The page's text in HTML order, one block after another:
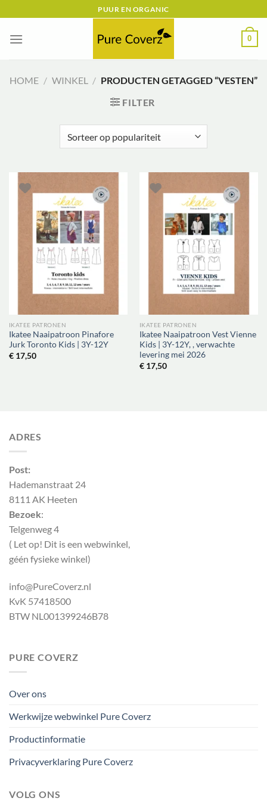
naar
inhoud
PUUR EN ORGANIC
0
HOME / WINKEL / PRODUCTEN GETAGGED “VESTEN”
FILTER
IKATEE PATRONEN
Ikatee Naaipatroon Pinafore
Jurk Toronto Kids | 3Y-12Y
€17,50
IKATEE PATRONEN
Ikatee Naaipatroon Vest Vienne
Kids | 3Y-12Y, , verwachte
levering mei 2026
€17,50
ADRES
Post:
Hademanstraat 24
8111 AK Heeten
Bezoek:
Telgenweg 4
( Let op! Dit is een webwinkel,
géén fysieke winkel)
info@PureCoverz.nl
KvK 57418500
BTW NL001399246B78
PURE COVERZ
Over ons
Werkwijze webwinkel Pure Coverz
Productinformatie
Privacyverklaring Pure Coverz
VOLG ONS